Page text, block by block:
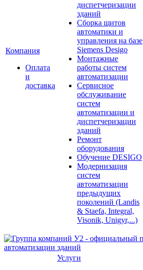
Компания
Оплата
и
доставка
диспетчеризации
зданий
Сборка щитов
автоматики и
управления на базе
Siemens Desigo
Монтажные
работы систем
автоматизации
Сервисное
обслуживание
систем
автоматизации и
диспетчеризации
зданий
Ремонт
оборудования
Обучение DESIGO
Модернизация
систем
автоматизации
предыдущих
поколений (Landis
& Staefa, Integral,
Visonik, Unigyr,...)
Услуги